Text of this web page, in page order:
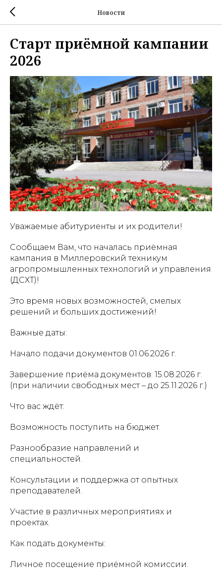
Новости
Старт приёмной кампании
2026
Уважаемые абитуриенты и их родители!
Сообщаем Вам, что началась приёмная
кампания в Миллеровский техникум
агропромышленных технологий и управления
(ДСХТ)!
Это время новых возможностей, смелых
решений и больших достижений!
Важные даты:
Начало подачи документов 01.06.2026 г.
Завершение приёма документов: 15.08.2026 г.
(при наличии свободных мест – до 25.11.2026 г.)
Что вас ждёт:
Возможность поступить на бюджет.
Разнообразие направлений и
специальностей.
Консультации и поддержка от опытных
преподавателей.
Участие в различных мероприятиях и
проектах.
Как подать документы:
Личное посещение приёмной комиссии.